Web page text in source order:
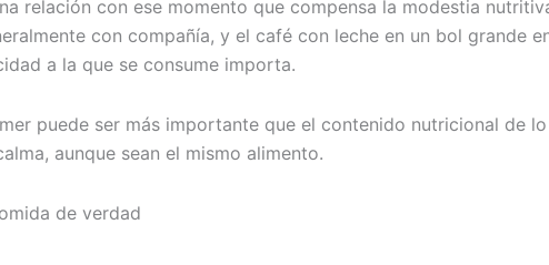
relación con ese momento que compensa la modestia
con compañía, y el café con leche en un bol grande
a la que se consume importa.
puede ser más importante que el contenido nutricional de
aunque sean el mismo alimento.
de verdad